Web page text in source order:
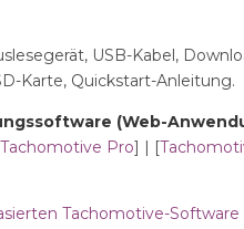
USB-Kabel,
Karte, Quickstart-Anleitung.
(Web-
Tachomotive Pro] | [
Tachomotive-Software